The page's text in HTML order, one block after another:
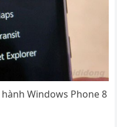
Windows Phone 8